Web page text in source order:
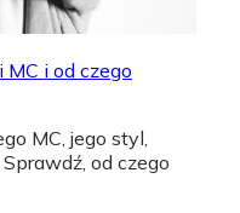
i od czego
MC, jego styl,
od czego